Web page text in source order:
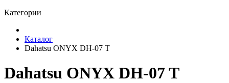
Категории
Каталог
Dahatsu ONYX DH-07 T
Dahatsu ONYX DH-07 T